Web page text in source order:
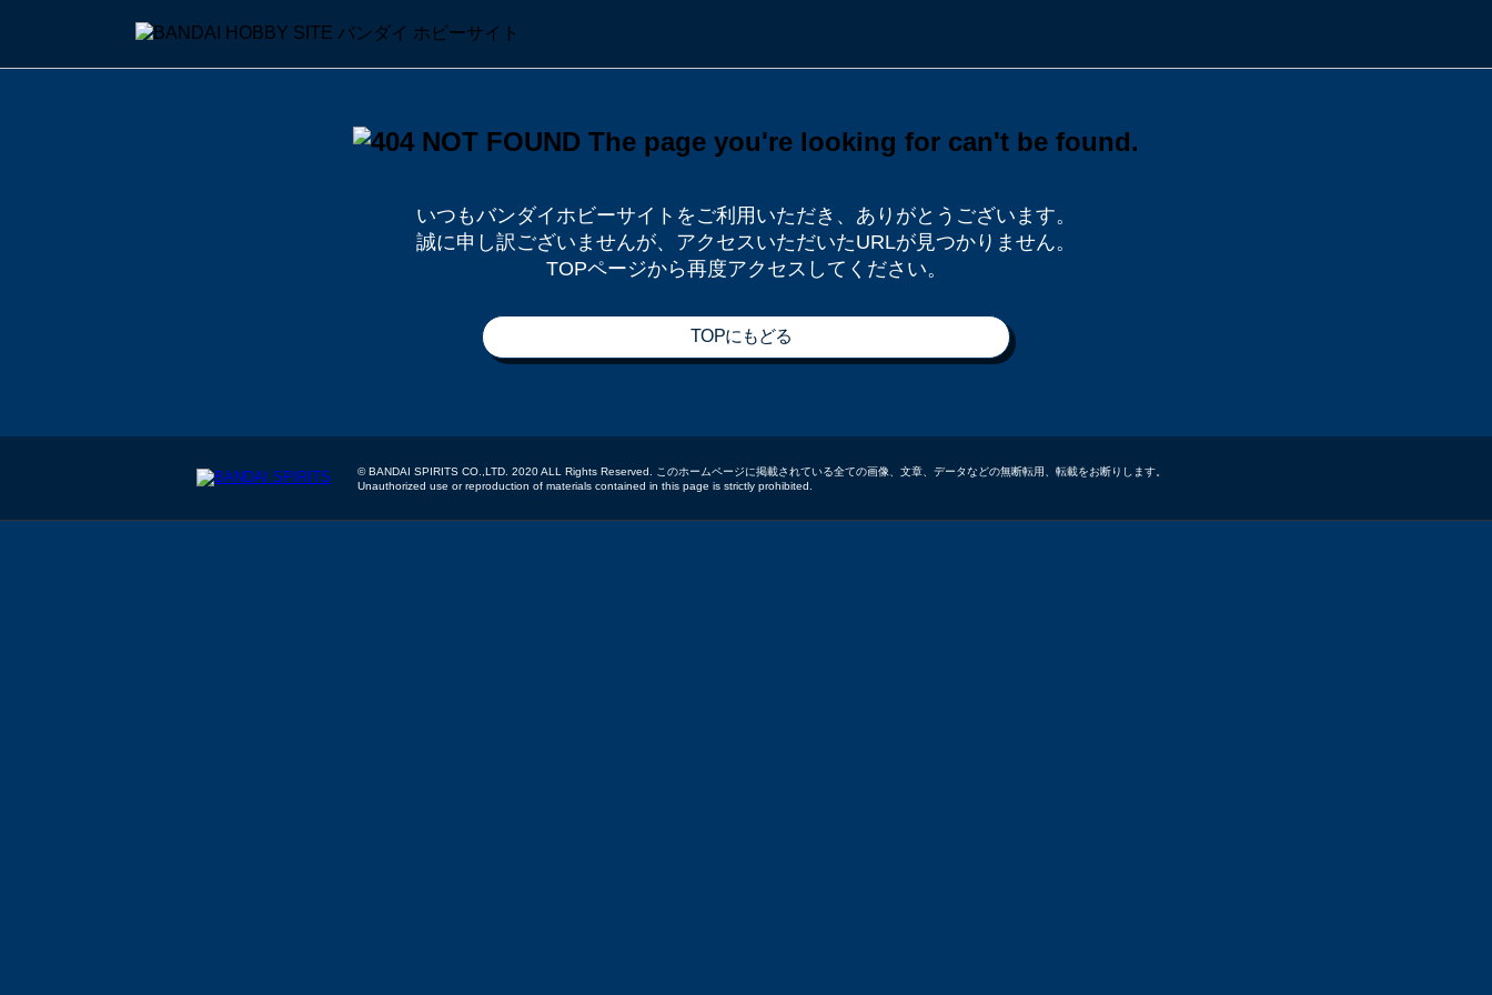
いつもバンダイホビーサイトをご利用いただき、 ありがとうございます。
誠に申し訳ございませんが、 アクセスいただいたURLが見つかりません。
TOPページから再度アクセスしてください。
TOPにもどる
© BANDAI SPIRITS CO.,LTD. 2020 ALL Rights Reserved. このホームページに掲載されている全ての画像、文章、データなどの無断転用、転載をお断りします。
Unauthorized use or reproduction of materials contained in this page is strictly prohibited.